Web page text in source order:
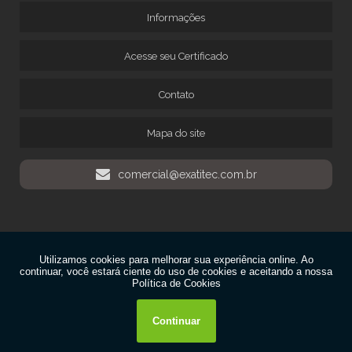
MANUTENÇÃO DE DETECTOR DE GASES
MANUTENÇÃO DE MICROPIPETAS
TERMO HIGRÔMETRO DIGITAL CALIBRADO
TERMOHIGROMETRO CALIBRADO CERTIFICADO
CALIBRAÇÃO
VENDA DE BALANÇAS
VENDA DE TERMOHIGROMETRO
CALIBRAÇÃO DE VALVULA DE SEGURANÇA
CALIBRAÇÃO EM VALVULA DE SEGURANÇA
Informações
Acesse seu Certificado
Contato
Mapa do site
comercial@exatitec.com.br
W3C
W3C